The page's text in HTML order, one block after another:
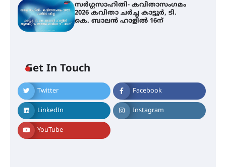
സർഗ്ഗസാഹിതി- കവിതാസംഗമം
2026 കവിതാ ചർച്ച കാട്ടൂർ, ടി.
കെ. ബാലൻ ഹാളിൽ 16ന്
Get In Touch
Twitter Facebook
LinkedIn Instagram
YouTube